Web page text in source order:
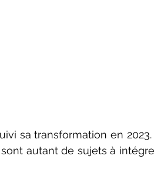
sa transformation en
autant de sujets à